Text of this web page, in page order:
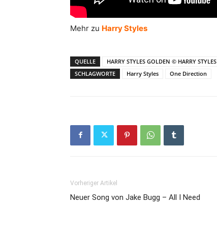
Mehr zu Harry Styles
QUELLE
HARRY STYLES GOLDEN © HARRY STYLES
SCHLAGWORTE
Harry Styles One Direction
Vorheriger Artikel
Neuer Song von Jake Bugg – All I Need